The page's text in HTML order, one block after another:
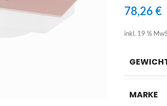
78,26€
inkl. 19 %
MARKE